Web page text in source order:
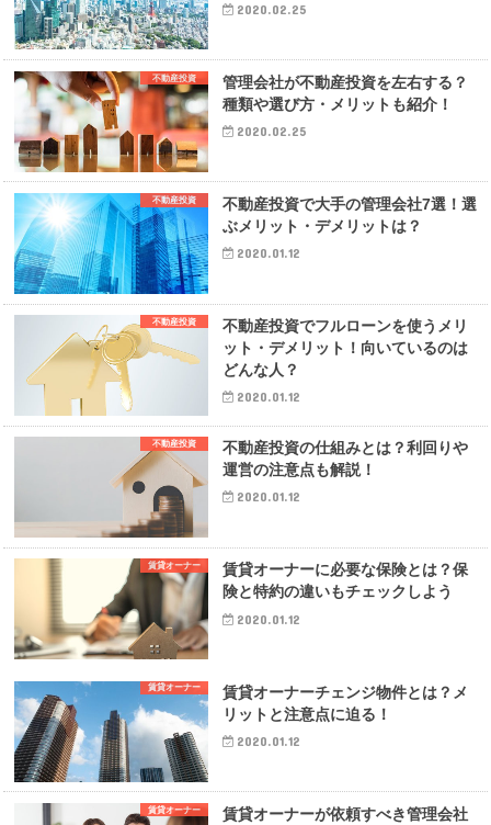
2020.02.25
不動産投資
管理会社が不動産投資を左右する？
種類や選び方・メリットも紹介！
2020.02.25
不動産投資
不動産投資で大手の管理会社7選！選
ぶメリット・デメリットは？
2020.01.12
不動産投資
不動産投資でフルローンを使うメリ
ット・デメリット！向いているのは
どんな人？
2020.01.12
不動産投資
不動産投資の仕組みとは？利回りや
運営の注意点も解説！
2020.01.12
賃貸オーナー
賃貸オーナーに必要な保険とは？保
険と特約の違いもチェックしよう
2020.01.12
賃貸オーナー
賃貸オーナーチェンジ物件とは？メ
リットと注意点に迫る！
2020.01.12
賃貸オーナー
賃貸オーナーが依頼すべき管理会社